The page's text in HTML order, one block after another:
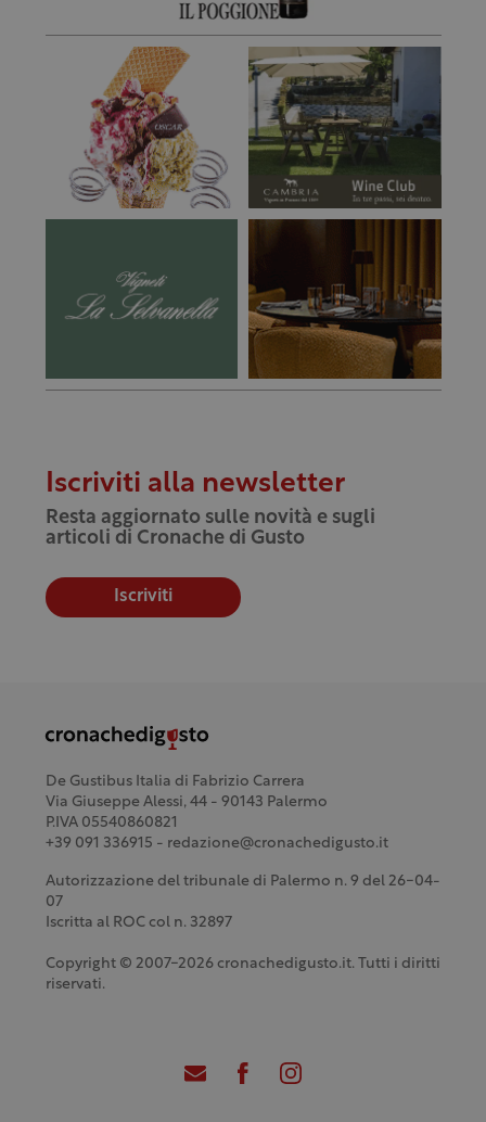
Iscriviti alla newsletter
Resta aggiornato sulle novità e sugli
articoli di Cronache di Gusto
Iscriviti
De Gustibus Italia di Fabrizio Carrera
Via Giuseppe Alessi, 44 - 90143 Palermo
P.IVA 05540860821
+39 091 336915 - redazione@cronachedigusto.it
Autorizzazione del tribunale di Palermo n. 9 del 26-04-
07
Iscritta al ROC col n. 32897
Copyright © 2007-2026 cronachedigusto.it. Tutti i diritti
riservati.